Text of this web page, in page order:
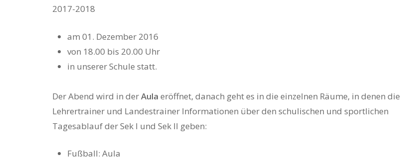
Hit enter to search or ESC to close
2017-2018
am 01. Dezember 2016
von 18.00 bis 20.00 Uhr
in unserer Schule statt.
Der Abend wird in derAula eröffnet, danach geht es in die einzelnen Räume, in denen die
Lehrertrainer und Landestrainer Informationen über den schulischen und sportlichen
Tagesablauf der Sek I und Sek II geben:
Fußball: Aula